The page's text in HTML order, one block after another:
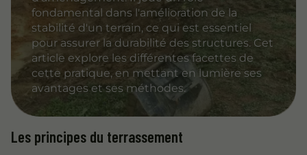
fondamental dans l'amélioration de la
stabilité d'un terrain, ce qui est essentiel
pour assurer la durabilité des structures. Cet
article explore les différentes facettes de
cette pratique, en mettant en lumière ses
avantages et ses méthodes.
Les principes du terrassement